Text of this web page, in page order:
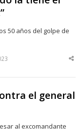
50 años del golpe de
el general
al excomandante